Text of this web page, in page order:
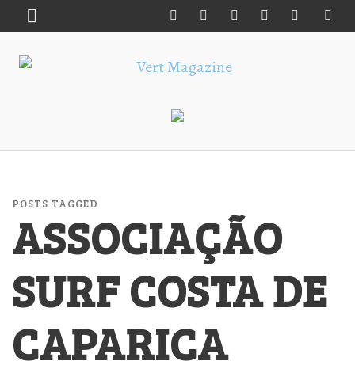
POSTS TAGGED
ASSOCIAÇÃO
SURF COSTA DE
CAPARICA